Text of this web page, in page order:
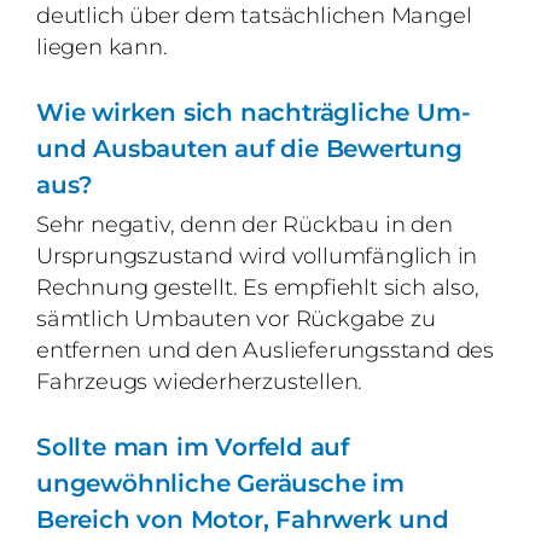
deutlich über dem tatsächlichen Mangel
liegen kann.
Wie wirken sich nachträgliche Um-
und Ausbauten auf die Bewertung
aus?
Sehr negativ, denn der Rückbau in den
Ursprungszustand wird vollumfänglich in
Rechnung gestellt. Es empfiehlt sich also,
sämtlich Umbauten vor Rückgabe zu
entfernen und den Auslieferungsstand des
Fahrzeugs wiederherzustellen.
Sollte man im Vorfeld auf
ungewöhnliche Geräusche im
Bereich von Motor, Fahrwerk und